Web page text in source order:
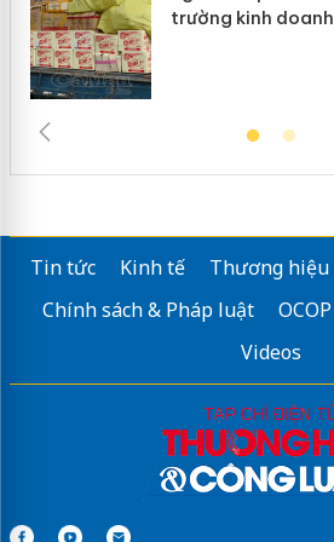
trường kinh doanh
Tin tức Kinh tế Thương hiệu
Chính sách & Pháp luật
OCOP
Videos